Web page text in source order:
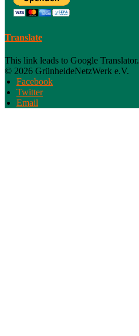
Translate
This link leads to Google Translator.
© 2026 GrünheideNetzWerk e.V.
Facebook
Twitter
Email